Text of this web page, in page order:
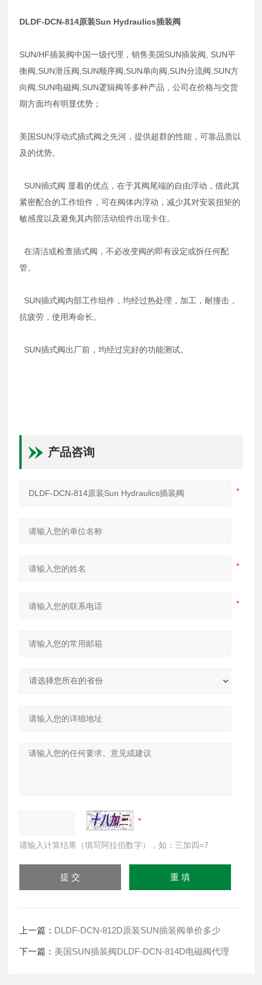
DLDF-DCN-814原装Sun Hydraulics插装阀
SUN/HF插装阀中国一级代理，销售美国SUN插装阀, SUN平
衡阀,SUN泄压阀,SUN顺序阀,SUN单向阀,SUN分流阀,SUN方
向阀,SUN电磁阀,SUN逻辑阀等多种产品，公司在价格与交货
期方面均有明显优势；
美国SUN浮动式插式阀之先河，提供超群的性能，可靠品质以
及的优势。
SUN插式阀 显着的优点，在于其阀尾端的自由浮动，借此其
紧密配合的工作组件，可在阀体内浮动，减少其对安装扭矩的
敏感度以及避免其内部活动组件出现卡住。
在清洁或检查插式阀，不必改变阀的即有设定或拆任何配
管。
SUN插式阀内部工作组件，均经过热处理，加工，耐撞击，
抗疲劳，使用寿命长。
SUN插式阀出厂前，均经过完好的功能测试。
产品咨询
请输入计算结果（填写阿拉伯数字），如：三加四=7
上一篇： DLDF-DCN-812D原装SUN插装阀单价多少
下一篇： 美国SUN插装阀DLDF-DCN-814D电磁阀代理